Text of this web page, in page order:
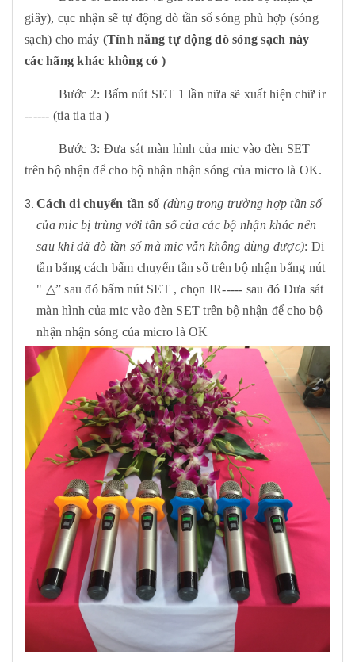
giây), cục nhận sẽ tự động dò tần số sóng phù hợp (sóng
sạch) cho máy (Tính năng tự động dò sóng sạch này
các hãng khác không có )
Bước 2: Bấm nút SET 1 lần nữa sẽ xuất hiện chữ ir
------ (tia tia tia )
Bước 3: Đưa sát màn hình của mic vào đèn SET
trên bộ nhận để cho bộ nhận nhận sóng của micro là OK.
Cách di chuyển tần số (dùng trong trường hợp tần số
của mic bị trùng với tần số của các bộ nhận khác nên
sau khi đã dò tần số mà mic vẫn không dùng được): Di
tần bằng cách bấm chuyển tần số trên bộ nhận bằng nút
" △” sau đó bấm nút SET , chọn IR----- sau đó Đưa sát
màn hình của mic vào đèn SET trên bộ nhận để cho bộ
nhận nhận sóng của micro là OK